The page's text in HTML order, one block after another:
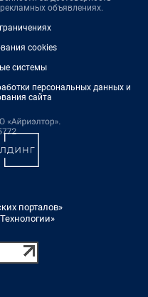
объявлениях.
cookies
системы
персональных данных и
сайта
порталов»